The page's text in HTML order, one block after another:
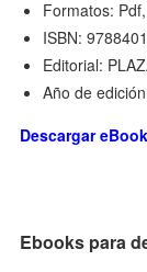
Formatos:
ISBN:
Editorial:
Año de
Descargar
Ebooks para